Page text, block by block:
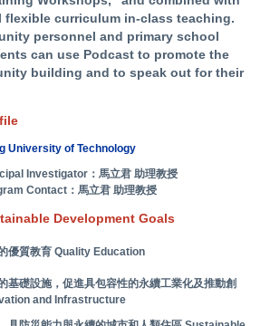
flexible curriculum in-class teaching.
personnel and primary school
can use Podcast to promote the
building and to speak out for their
University of Technology
Investigator：馬立君 助理教授
Contact：馬立君 助理教授
Development Goals
優質教育 Quality Education
基礎設施，促進具包容性的永續工業化及推動創
and Infrastructure